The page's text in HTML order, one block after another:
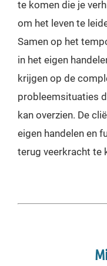
te komen die je
om het leven te
Samen op het
in het eigen
krijgen op de
probleemsituaties
kan overzien. De
eigen handelen en
terug veerkracht te